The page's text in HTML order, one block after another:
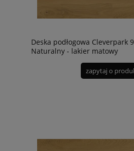
Deska podłogowa Cleverpark
Naturalny - lakier matowy
zapytaj o